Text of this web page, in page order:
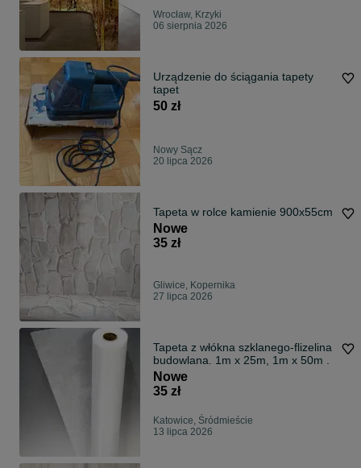
Wrocław, Krzyki
06 sierpnia 2026
Urządzenie do ściągania tapety
tapet
50 zł
Nowy Sącz
20 lipca 2026
Tapeta w rolce kamienie 900x55cm
Nowe
35 zł
Gliwice, Kopernika
27 lipca 2026
Tapeta z włókna szklanego-flizelina
budowlana. 1m x 25m, 1m x 50m .
Nowe
35 zł
Katowice, Śródmieście
13 lipca 2026